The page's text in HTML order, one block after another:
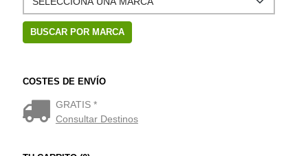
COSTES DE ENVÍO
GRATIS *
Consultar Destinos